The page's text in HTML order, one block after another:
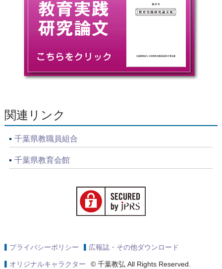
関連リンク
千葉県教職員組合
千葉県教育会館
プライバシーポリシー 広報誌・その他ダウンロード
オリジナルキャラクター © 千葉教弘 All Rights Reserved.